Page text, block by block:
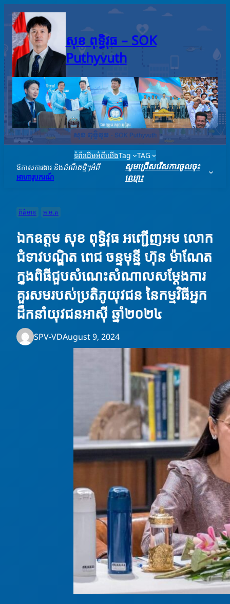
content
សុខ ពុទ្ធិវុធ – SO​K
Puthyvuth
ទំព័រដើមអំពីយើងTag
TAG
ឪកាសការងារ និងដំណឹងថ្មីៗអំពី
អាហារូបករណ៍
សូមជ្រើសរើសការចូលចុះ
ឈ្មោះ
ព័ត៌មាន អ.ម.ត
ឯកឧត្តម សុខ ពុទ្ធិវុធ អញ្ជើញអម លោក
ជំទាវបណ្ឌិត ពេជ ចន្ទមុន្នី ហ៊ុន ម៉ាណែត
ក្នុងពិធីជួបសំណេះសំណាលសម្ដែងការ
គួរសមរបស់ប្រតិភូយុវជន នៃកម្មវិធីអ្នក
ដឹកនាំយុវជនអាស៊ី ឆ្នាំ២០២៤
SPV-VDAugust 9, 2024